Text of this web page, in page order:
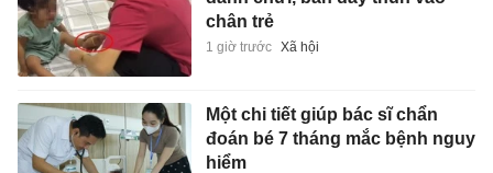
chân trẻ
1 giờ trước Xã hội
Một chi tiết giúp bác sĩ chẩn
đoán bé 7 tháng mắc bệnh nguy
hiểm